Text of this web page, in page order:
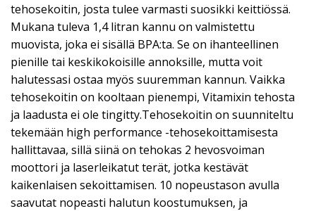
tehosekoitin, josta tulee varmasti suosikki keittiössä.
Mukana tuleva 1,4 litran kannu on valmistettu
muovista, joka ei sisällä BPA:ta. Se on ihanteellinen
pienille tai keskikokoisille annoksille, mutta voit
halutessasi ostaa myös suuremman kannun. Vaikka
tehosekoitin on kooltaan pienempi, Vitamixin tehosta
ja laadusta ei ole tingitty.Tehosekoitin on suunniteltu
tekemään high performance -tehosekoittamisesta
hallittavaa, sillä siinä on tehokas 2 hevosvoiman
moottori ja laserleikatut terät, jotka kestävät
kaikenlaisen sekoittamisen. 10 nopeustason avulla
saavutat nopeasti halutun koostumuksen, ja